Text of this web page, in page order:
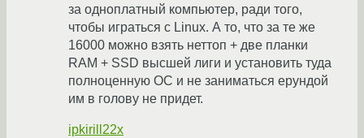
за одноплатный компьютер, ради того,
чтобы играться с Linux. А то, что за те же
16000 можно взять неттоп + две планки
RAM + SSD высшей лиги и установить туда
полноценную ОС и не заниматься ерундой
им в голову не придет.
ipkirill22x